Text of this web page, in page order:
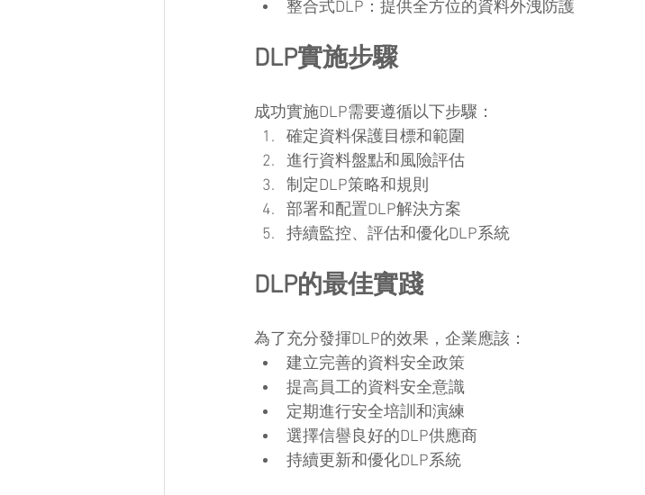
整合式DLP：提供全方位的資料外洩防護
DLP實施步驟
成功實施DLP需要遵循以下步驟：
確定資料保護目標和範圍
進行資料盤點和風險評估
制定DLP策略和規則
部署和配置DLP解決方案
持續監控、評估和優化DLP系統
DLP的最佳實踐
為了充分發揮DLP的效果，企業應該：
建立完善的資料安全政策
提高員工的資料安全意識
定期進行安全培訓和演練
選擇信譽良好的DLP供應商
持續更新和優化DLP系統